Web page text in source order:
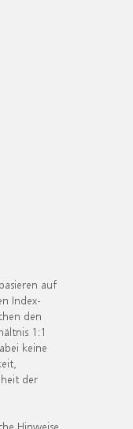
auf
Index-
den
1:1
keine
der